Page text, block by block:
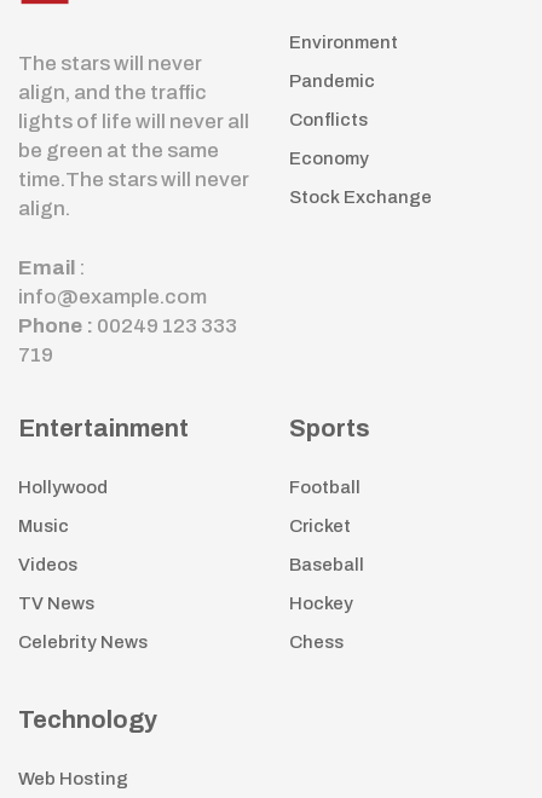
The stars will never
align, and the traffic
lights of life will never all
be green at the same
time.The stars will never
align.
Email :
info@example.com
Phone : 00249 123 333
719
Environment
Pandemic
Conflicts
Economy
Stock Exchange
Entertainment
Hollywood
Music
Videos
TV News
Celebrity News
Sports
Football
Cricket
Baseball
Hockey
Chess
Technology
Web Hosting